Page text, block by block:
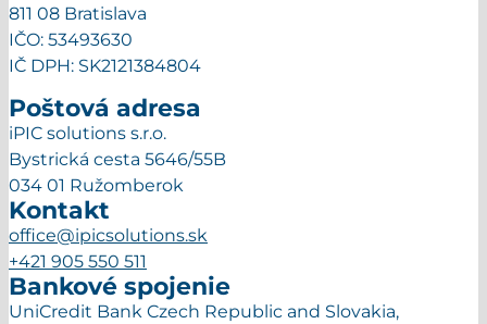
811 08 Bratislava
IČO: 53493630
IČ DPH: SK2121384804
Poštová adresa
iPIC solutions s.r.o.
Bystrická cesta 5646/55B
034 01 Ružomberok
Kontakt
office@ipicsolutions.sk
+421 905 550 511
Bankové spojenie
UniCredit Bank Czech Republic and Slovakia,